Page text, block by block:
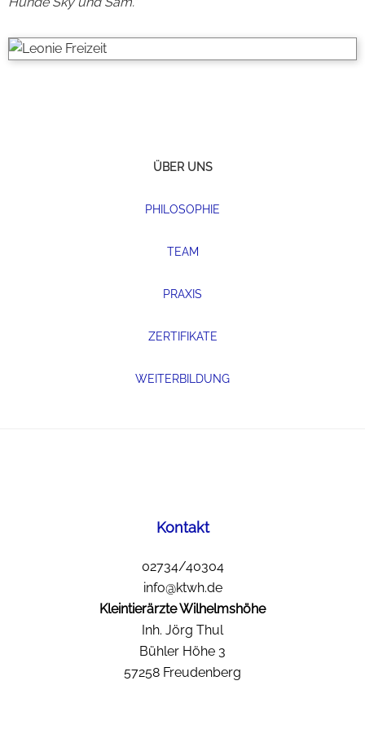
ÜBER UNS
PHILOSOPHIE
TEAM
PRAXIS
ZERTIFIKATE
WEITERBILDUNG
Kontakt
02734/40304
info@ktwh.de
Kleintierärzte Wilhelmshöhe
Inh. Jörg Thul
Bühler Höhe 3
57258 Freudenberg